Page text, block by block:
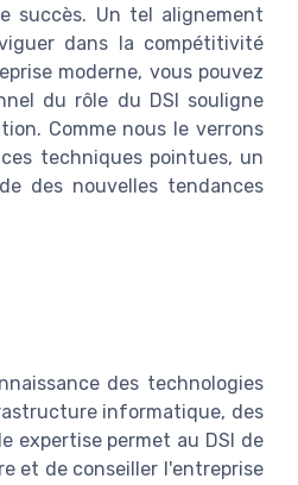
succès. Un tel alignement
dans la compétitivité
moderne, vous pouvez
du rôle du DSI souligne
Comme nous le verrons
techniques pointues, un
des nouvelles tendances
des technologies
informatique, des
expertise permet au DSI de
et de conseiller l'entreprise